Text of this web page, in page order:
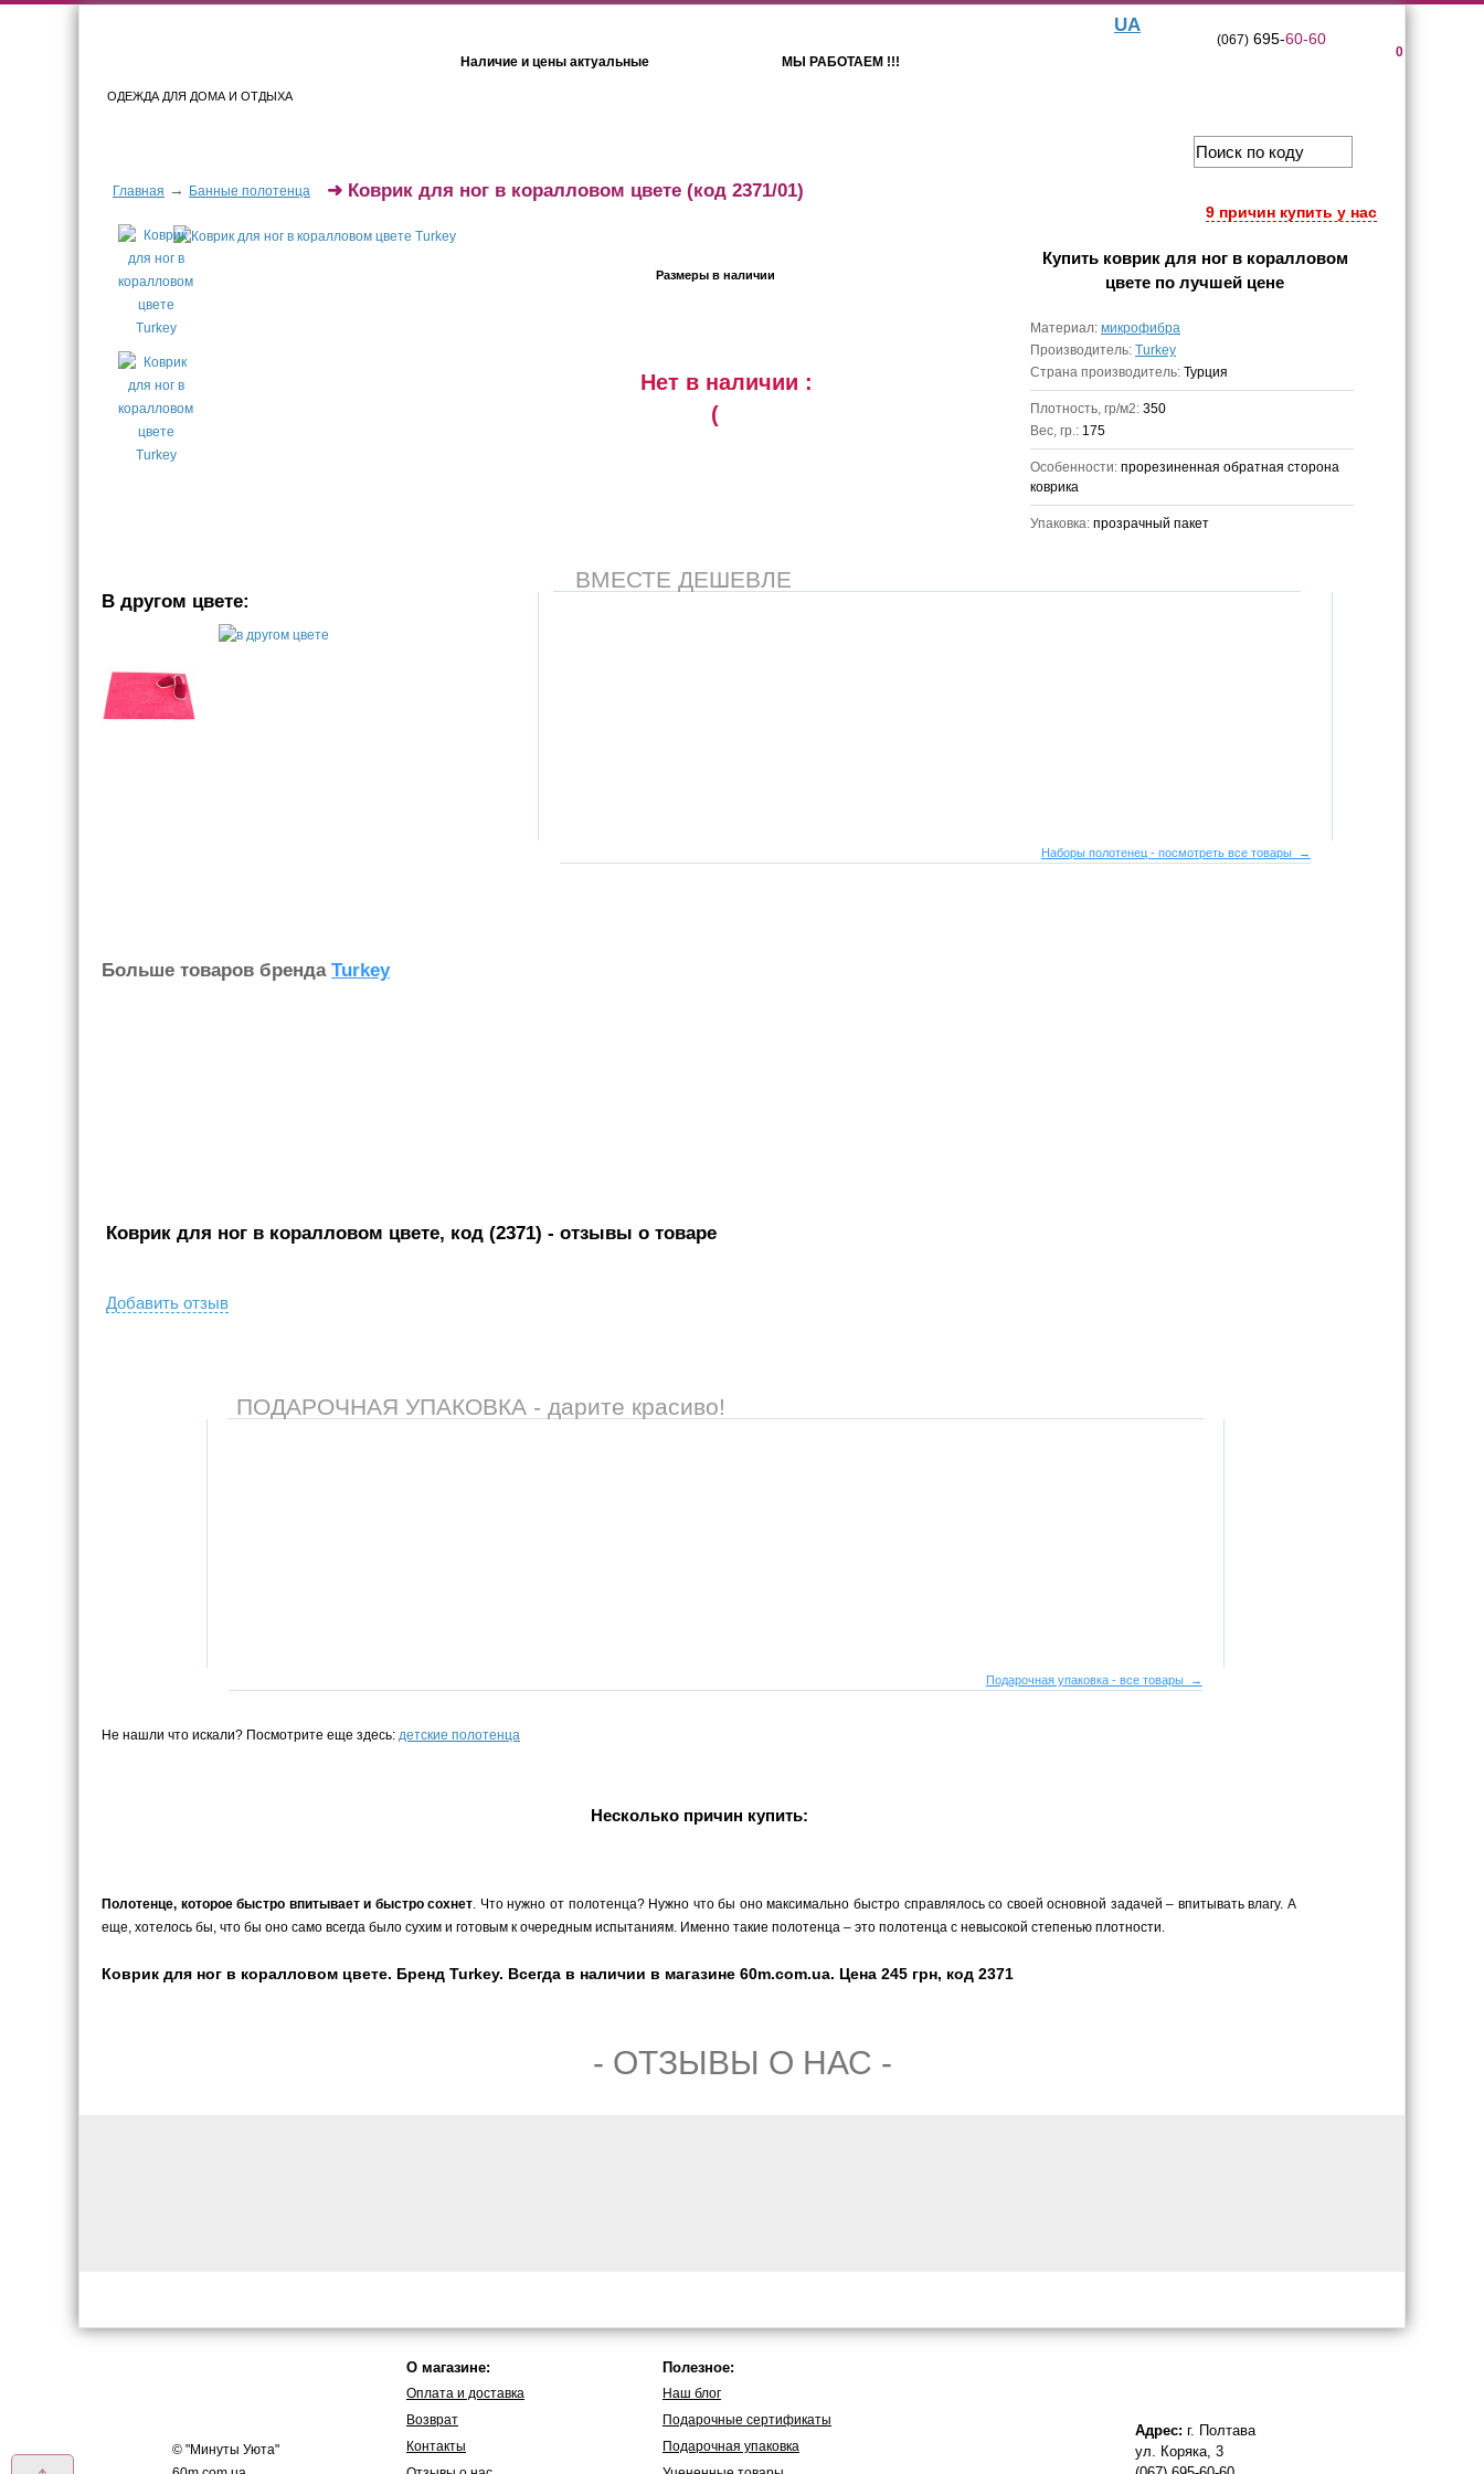
ОДЕЖДА ДЛЯ ДОМА И ОТДЫХА
Наличие и цены актуальные МЫ РАБОТАЕМ !!!
UA
0
(067)695-60-60
Главная → Банные полотенца
9 причин купить у нас
➜ Коврик для ног в коралловом цвете (код 2371/01)
Размеры в наличии
Нет в наличии :
(
Купить коврик для ног в коралловом
цвете по лучшей цене
Материал: микрофибра
Производитель: Turkey
Страна производитель: Турция
Плотность, гр/м2: 350
Вес, гр.: 175
Особенности: прорезиненная обратная сторона
коврика
Упаковка: прозрачный пакет
В другом цвете:
ВМЕСТЕ ДЕШЕВЛЕ
Наборы полотенец - посмотреть все товары →
Больше товаров бренда Turkey
Коврик для ног в коралловом цвете, код (2371) - отзывы о товаре
Добавить отзыв
ПОДАРОЧНАЯ УПАКОВКА - дарите красиво!
Подарочная упаковка - все товары →
Не нашли что искали? Посмотрите еще здесь: детские полотенца
Несколько причин купить:
Полотенце, которое быстро впитывает и быстро сохнет. Что нужно от полотенца? Нужно что бы оно максимально быстро справлялось со своей основной задачей – впитывать влагу. А
еще, хотелось бы, что бы оно само всегда было сухим и готовым к очередным испытаниям. Именно такие полотенца – это полотенца с невысокой степенью плотности.
Коврик для ног в коралловом цвете. Бренд Turkey. Всегда в наличии в магазине 60m.com.ua. Цена 245 грн, код 2371
- ОТЗЫВЫ О НАС -
© "Минуты Уюта"
О магазине:
Оплата и доставка
Возврат
Контакты
Полезное:
Наш блог
Подарочные сертификаты
Подарочная упаковка
Адрес: г. Полтава
ул. Коряка, 3